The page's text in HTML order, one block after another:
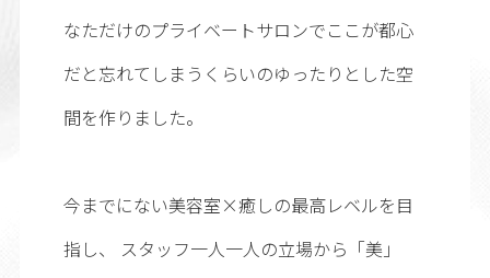
なただけのプライベートサロンでここが都心
だと忘れてしまうくらいのゆったりとした空
間を作りました。
今までにない美容室×癒しの最高レベルを目
指し、 スタッフ一人一人の立場から「美」